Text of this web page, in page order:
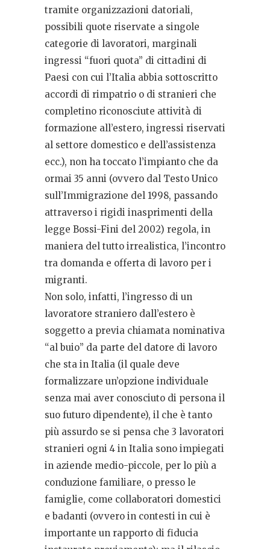
tramite organizzazioni datoriali,
possibili quote riservate a singole
categorie di lavoratori, marginali
ingressi “fuori quota” di cittadini di
Paesi con cui l’Italia abbia sottoscritto
accordi di rimpatrio o di stranieri che
completino riconosciute attività di
formazione all’estero, ingressi riservati
al settore domestico e dell’assistenza
ecc.), non ha toccato l’impianto che da
ormai 35 anni (ovvero dal Testo Unico
sull’Immigrazione del 1998, passando
attraverso i rigidi inasprimenti della
legge Bossi-Fini del 2002) regola, in
maniera del tutto irrealistica, l’incontro
tra domanda e offerta di lavoro per i
migranti.
Non solo, infatti, l’ingresso di un
lavoratore straniero dall’estero è
soggetto a previa chiamata nominativa
“al buio” da parte del datore di lavoro
che sta in Italia (il quale deve
formalizzare un’opzione individuale
senza mai aver conosciuto di persona il
suo futuro dipendente), il che è tanto
più assurdo se si pensa che 3 lavoratori
stranieri ogni 4 in Italia sono impiegati
in aziende medio-piccole, per lo più a
conduzione familiare, o presso le
famiglie, come collaboratori domestici
e badanti (ovvero in contesti in cui è
importante un rapporto di fiducia